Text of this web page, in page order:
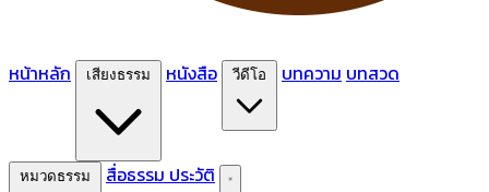
หน้าหลัก หนังสือ บทความ บทสวด
สื่อธรรม ประวัติ